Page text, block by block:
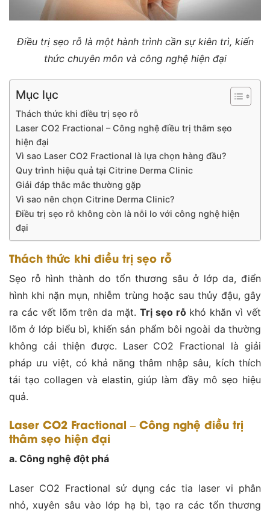
Điều trị sẹo rỗ là một hành trình cần sự kiên trì, kiến
thức chuyên môn và công nghệ hiện đại
Mục lục
Thách thức khi điều trị sẹo rỗ
Laser CO2 Fractional – Công nghệ điều trị thâm sẹo
hiện đại
Vì sao Laser CO2 Fractional là lựa chọn hàng đầu?
Quy trình hiệu quả tại Citrine Derma Clinic
Giải đáp thắc mắc thường gặp
Vì sao nên chọn Citrine Derma Clinic?
Điều trị sẹo rỗ không còn là nỗi lo với công nghệ hiện
đại
Thách thức khi điều trị sẹo rỗ
Sẹo rỗ hình thành do tổn thương sâu ở lớp da, điển
hình khi nặn mụn, nhiễm trùng hoặc sau thủy đậu, gây
ra các vết lõm trên da mặt. Trị sẹo rỗkhó khăn vì vết
lõm ở lớp biểu bì, khiến sản phẩm bôi ngoài da thường
không cải thiện được. Laser CO2 Fractional là giải
pháp ưu việt, có khả năng thâm nhập sâu, kích thích
tái tạo collagen và elastin, giúp làm đầy mô sẹo hiệu
quả.
Laser CO2 Fractional – Công nghệ điều trị
thâm sẹo hiện đại
a. Công nghệ đột phá
Laser CO2 Fractional sử dụng các tia laser vi phân
nhỏ, xuyên sâu vào lớp hạ bì, tạo ra các tổn thương